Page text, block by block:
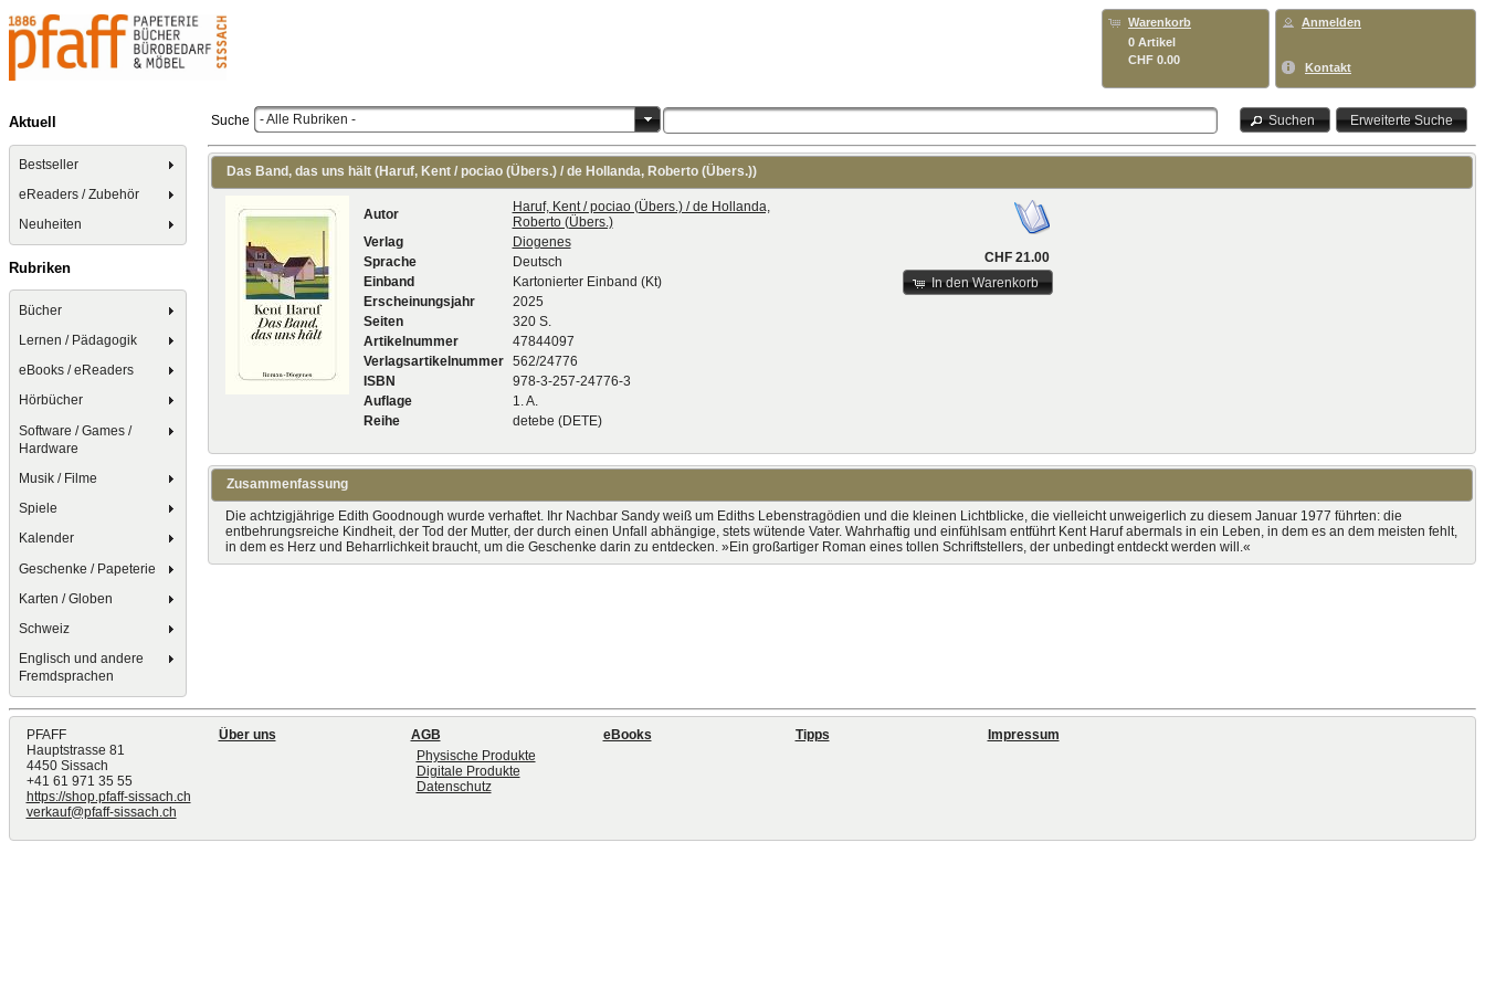
Warenkorb
0 Artikel
CHF 0.00
Anmelden
Kontakt
Aktuell
Bestseller
eReaders / Zubehör
Neuheiten
Rubriken
Bücher
Lernen / Pädagogik
eBooks / eReaders
Hörbücher
Software / Games /
Hardware
Musik / Filme
Spiele
Kalender
Geschenke / Papeterie
Karten / Globen
Schweiz
Englisch und andere
Fremdsprachen
Suche - Alle Rubriken - Suchen Erweiterte Suche
Das Band, das uns hält (Haruf, Kent / pociao (Übers.) / de Hollanda, Roberto (Übers.))
Autor
Haruf, Kent / pociao (Übers.) / de Hollanda,
Roberto (Übers.)
Verlag
Diogenes
Sprache
Deutsch
Einband
Kartonierter Einband (Kt)
Erscheinungsjahr
2025
Seiten
320 S.
Artikelnummer
47844097
Verlagsartikelnummer
562/24776
ISBN
978-3-257-24776-3
Auflage
1. A.
Reihe
detebe (DETE)
CHF 21.00
In den Warenkorb
Zusammenfassung
Die achtzigjährige Edith Goodnough wurde verhaftet. Ihr Nachbar Sandy weiß um Ediths Lebenstragödien und die kleinen Lichtblicke, die vielleicht unweigerlich zu diesem Januar 1977 führten: die
entbehrungsreiche Kindheit, der Tod der Mutter, der durch einen Unfall abhängige, stets wütende Vater. Wahrhaftig und einfühlsam entführt Kent Haruf abermals in ein Leben, in dem es an dem meisten fehlt,
in dem es Herz und Beharrlichkeit braucht, um die Geschenke darin zu entdecken. »Ein großartiger Roman eines tollen Schriftstellers, der unbedingt entdeckt werden will.«
PFAFF
Hauptstrasse 81
4450 Sissach
+41 61 971 35 55
https://shop.pfaff-sissach.ch
verkauf@pfaff-sissach.ch
Über uns
AGB
Physische Produkte
Digitale Produkte
Datenschutz
eBooks Tipps Impressum